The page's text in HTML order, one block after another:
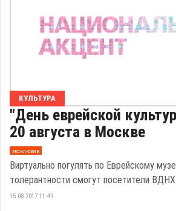
КУЛЬТУРА
"День еврейской
20 августа в Москве
эксклюзив
Виртуально погулять по Еврейскому
толерантности смогут посетители ВДНХ.
15.08.2017 11:49